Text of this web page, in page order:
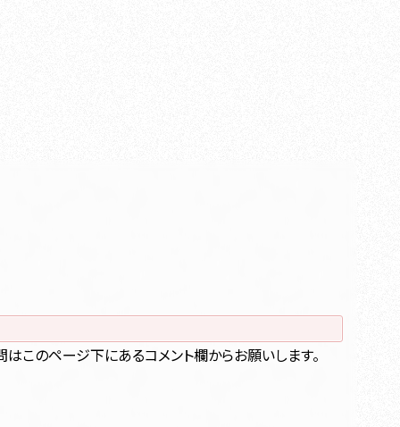
このページ下にあるコメント欄からお願いします。